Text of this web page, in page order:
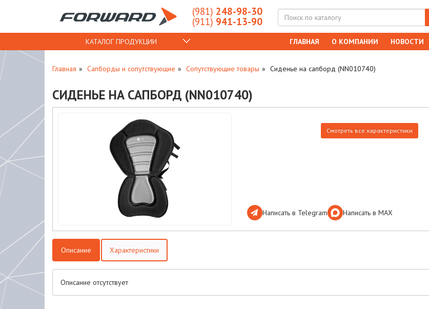
(981) 248-98-30
(911) 941-13-90
КАТАЛОГ ПРОДУКЦИИ ГЛАВНАЯ О КОМПАНИИ НОВОСТИ
Главная Сапборды и сопутствующие Сопутствующие товары Сиденье на сапборд (NN010740)
СИДЕНЬЕ НА САПБОРД (NN010740)
Смотреть все характеристики
Написать в Telegram Написать в МАХ
Описание Характеристики
Описание отсутствует